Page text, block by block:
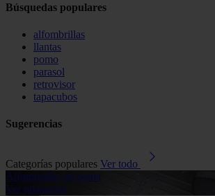
Búsquedas populares
alfombrillas
llantas
pomo
parasol
retrovisor
tapacubos
Sugerencias
Categorías populares Ver todo
Alfombrillas de goma
Ver productos